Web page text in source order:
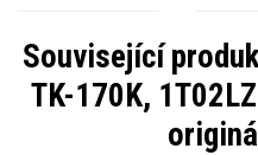
Související
TK-170K,